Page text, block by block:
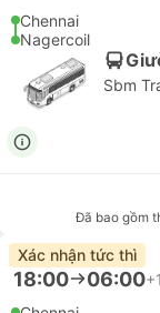
Chennai
Nagercoil
Sbm
Đã bao gồm
Xác nhận tức thì
18:00 06:00+1